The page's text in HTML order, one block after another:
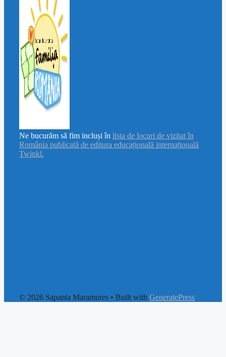
Ne bucurăm să fim incluși în lista de locuri de vizitat în
România publicată de editura educațională internațională
Twinkl.
© 2026 Sapanta Maramures • Built with GeneratePress